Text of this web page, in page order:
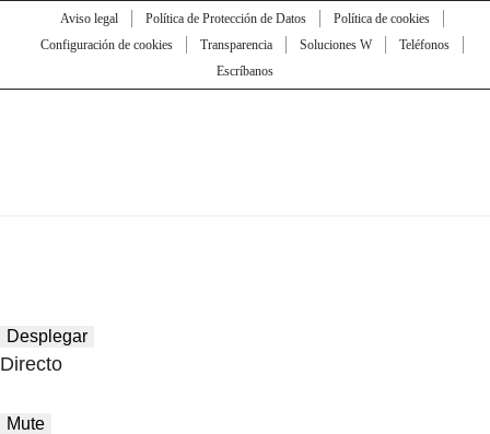
Aviso legal Política de Protección de Datos
Política de cookies
Configuración de cookies
Transparencia Soluciones W
Teléfonos
Escríbanos
Desplegar
Directo
Mute